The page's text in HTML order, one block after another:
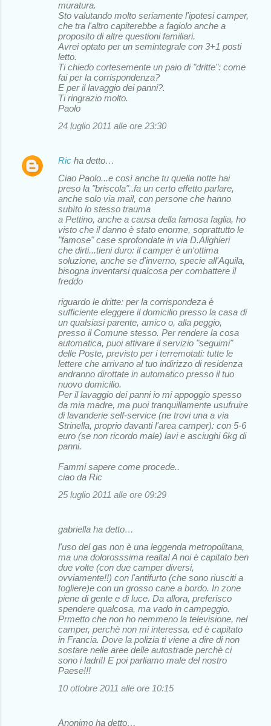
muratura.
Sto valutando molto seriamente l'ipotesi camper,
che tra l'altro capiterebbe a fagiolo anche a
proposito di altre questioni familiari.
Avrei optato per un semintegrale con 3+1 posti
letto.
Ti chiedo cortesemente un paio di "dritte": come
fai per la corrispondenza?
E per il lavaggio dei panni?.
Ti ringrazio molto.
Paolo
24 luglio 2011 alle ore 23:30
Ric ha detto…
Ciao Paolo...e così anche tu quella notte hai
preso la "briscola"..fa un certo effetto parlare,
anche solo via mail, con persone che hanno
subìto lo stesso trauma
a Pettino, anche a causa della famosa faglia, ho
visto che il danno è stato enorme, soprattutto le
"famose" case sprofondate in via D.Alighieri
che dirti...tieni duro: il camper è un'ottima
soluzione, anche se d'inverno, specie all'Aquila,
bisogna inventarsi qualcosa per combattere il
freddo
riguardo le dritte: per la corrispondeza è
sufficiente eleggere il domicilio presso la casa di
un qualsiasi parente, amico o, alla peggio,
presso il Comune stesso. Per rendere la cosa
automatica, puoi attivare il servizio "seguimi"
delle Poste, previsto per i terremotati: tutte le
lettere che arrivano al tuo indirizzo di residenza
andranno dirottate in automatico presso il tuo
nuovo domicilio.
Per il lavaggio dei panni io mi appoggio spesso
da mia madre, ma puoi tranquillamente usufruire
di lavanderie self-service (ne trovi una a via
Strinella, proprio davanti l'area camper): con 5-6
euro (se non ricordo male) lavi e asciughi 6kg di
panni.
Fammi sapere come procede..
ciao da Ric
25 luglio 2011 alle ore 09:29
gabriella ha detto…
l'uso del gas non è una leggenda metropolitana,
ma una dolorosssima realta! A noi è capitato ben
due volte (con due camper diversi,
ovviamente!!) con l'antifurto (che sono riusciti a
togliere)e con un grosso cane a bordo. In zone
piene di gente e di luce. Da allora, preferisco
spendere qualcosa, ma vado in campeggio.
Prmetto che non ho nemmeno la televisione, nel
camper, perchè non mi interessa. ed è capitato
in Francia. Dove la polizia ti viene a dire di non
sostare nelle aree delle autostrade perchè ci
sono i ladri!! E poi parliamo male del nostro
Paese!!!
10 ottobre 2011 alle ore 10:15
Anonimo ha detto…